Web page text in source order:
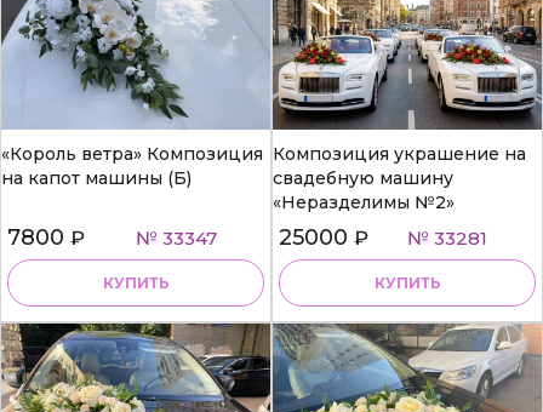
«Король ветра» Композиция
на капот машины (Б)
7800 ₽ № 33347
КУПИТЬ
Композиция украшение на
свадебную машину
«Неразделимы №2»
25000 ₽ № 33281
КУПИТЬ